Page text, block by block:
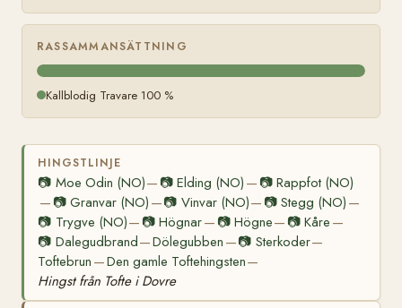
RASSAMMANSÄTTNING
Kallblodig Travare 100 %
HINGSTLINJE
📷 Moe Odin (NO)— 📷Elding (NO) — 📷 Rappfot (NO)
— 📷Granvar (NO) —📷 Vinvar (NO)— 📷Stegg (NO) —
📷 Trygve (NO)— 📷Högnar— 📷 Högne— 📷 Kåre —
📷 Dalegudbrand—Dölegubben —📷 Sterkoder—
Toftebrun —Den gamle Toftehingsten—
Hingst från Tofte i Dovre